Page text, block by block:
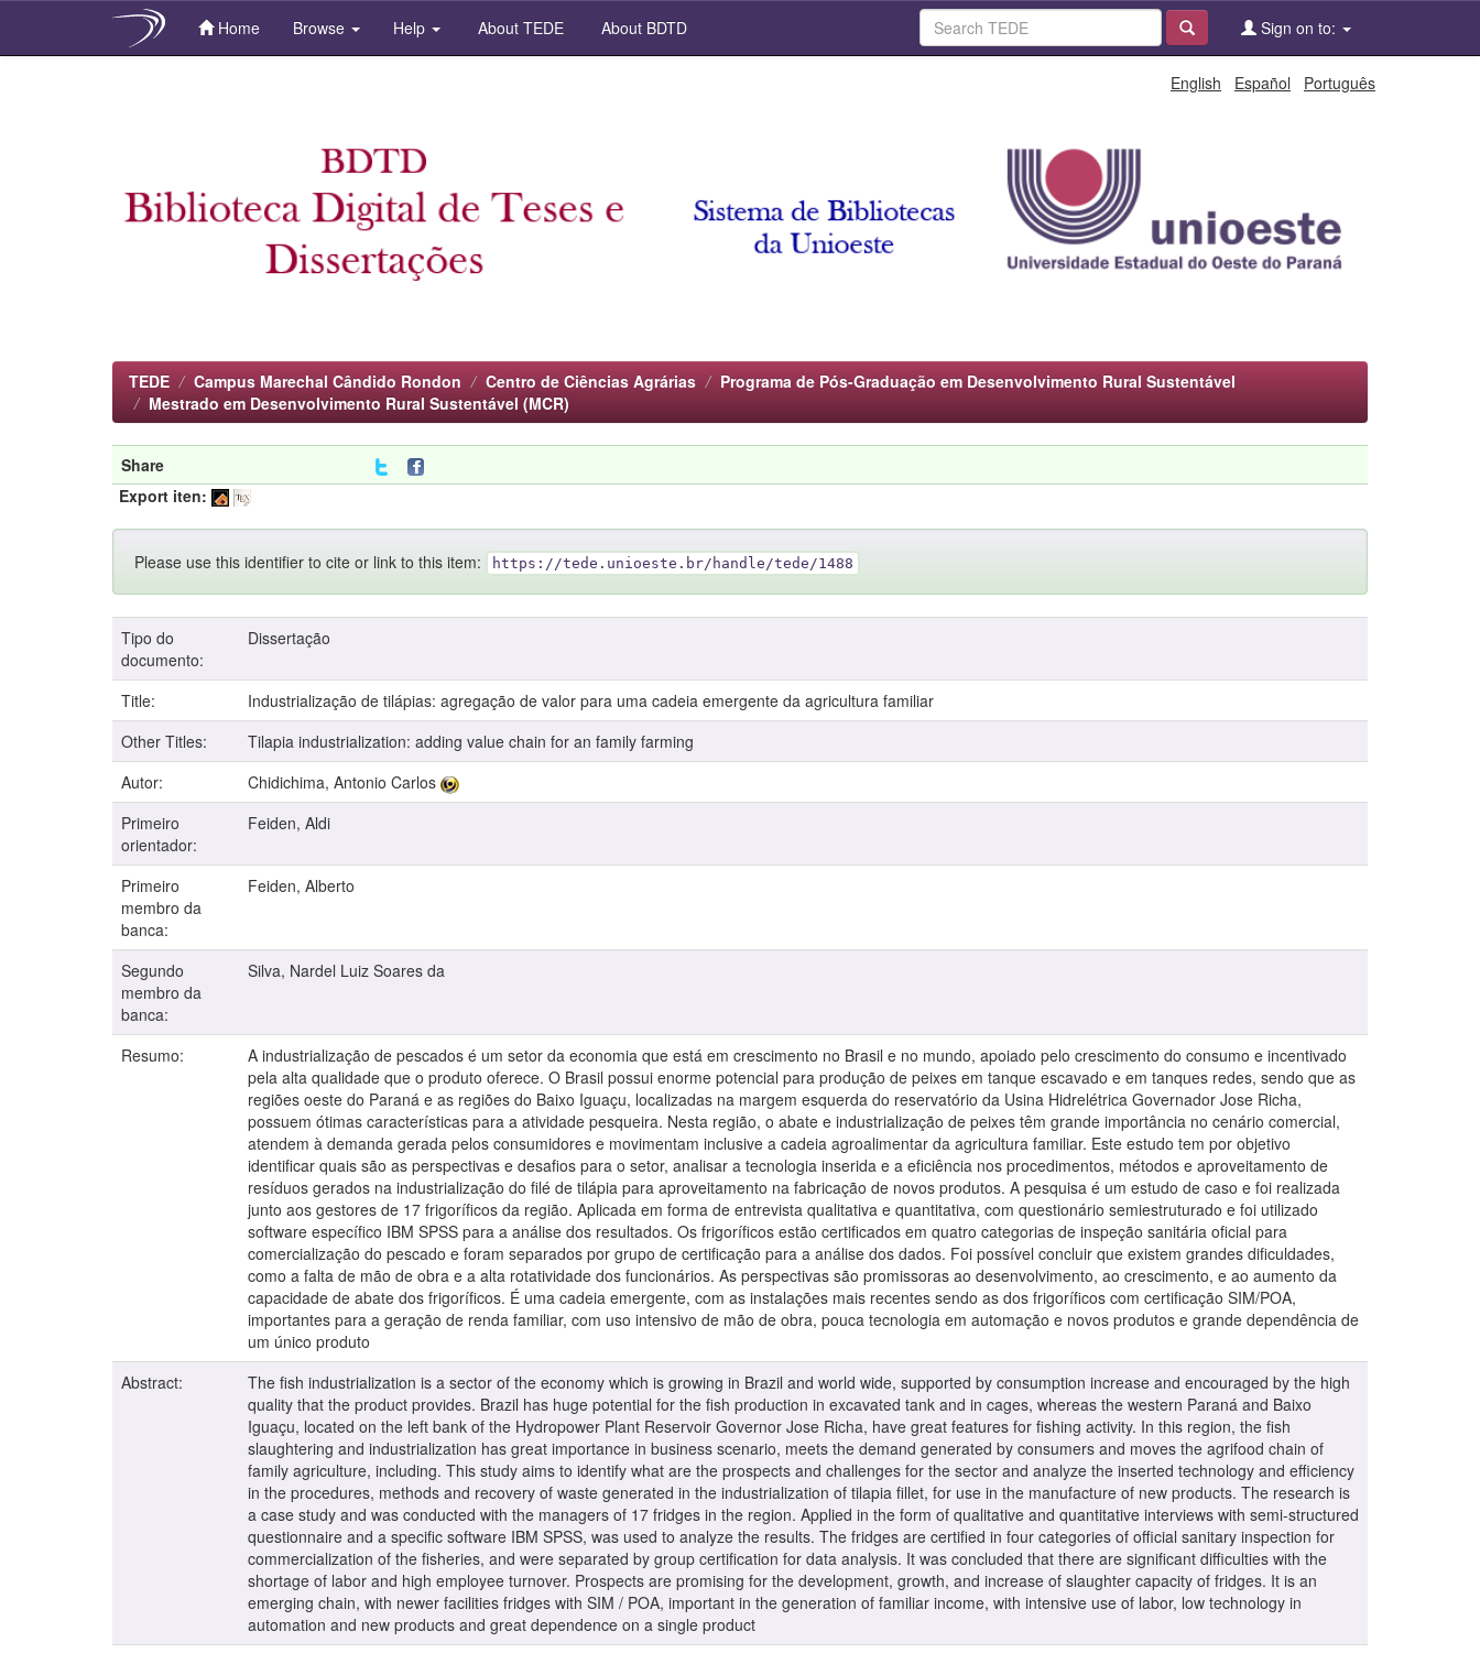
Home Browse Help About TEDE About BDTD Sign on to:
English Español Português
TEDE Campus Marechal Cândido Rondon Centro de Ciências Agrárias
Programa de Pós-Graduação em Desenvolvimento Rural Sustentável
Mestrado em Desenvolvimento Rural Sustentável (MCR)
Share
Export iten:
Please use this identifier to cite or link to this item: https://tede.unioeste.br/handle/tede/1488
Tipo do
documento:
Dissertação
Title:
Industrialização de tilápias: agregação de valor para uma cadeia emergente da agricultura familiar
Other Titles:
Tilapia industrialization: adding value chain for an family farming
Autor:
Chidichima, Antonio Carlos
Primeiro
orientador:
Feiden, Aldi
Primeiro
membro da
banca:
Feiden, Alberto
Segundo
membro da
banca:
Silva, Nardel Luiz Soares da
Resumo:
A industrialização de pescados é um setor da economia que está em crescimento no Brasil e no mundo, apoiado pelo crescimento do consumo e incentivado
pela alta qualidade que o produto oferece. O Brasil possui enorme potencial para produção de peixes em tanque escavado e em tanques redes, sendo que as
regiões oeste do Paraná e as regiões do Baixo Iguaçu, localizadas na margem esquerda do reservatório da Usina Hidrelétrica Governador Jose Richa,
possuem ótimas características para a atividade pesqueira. Nesta região, o abate e industrialização de peixes têm grande importância no cenário comercial,
atendem à demanda gerada pelos consumidores e movimentam inclusive a cadeia agroalimentar da agricultura familiar. Este estudo tem por objetivo
identificar quais são as perspectivas e desafios para o setor, analisar a tecnologia inserida e a eficiência nos procedimentos, métodos e aproveitamento de
resíduos gerados na industrialização do filé de tilápia para aproveitamento na fabricação de novos produtos. A pesquisa é um estudo de caso e foi realizada
junto aos gestores de 17 frigoríficos da região. Aplicada em forma de entrevista qualitativa e quantitativa, com questionário semiestruturado e foi utilizado
software específico IBM SPSS para a análise dos resultados. Os frigoríficos estão certificados em quatro categorias de inspeção sanitária oficial para
comercialização do pescado e foram separados por grupo de certificação para a análise dos dados. Foi possível concluir que existem grandes dificuldades,
como a falta de mão de obra e a alta rotatividade dos funcionários. As perspectivas são promissoras ao desenvolvimento, ao crescimento, e ao aumento da
capacidade de abate dos frigoríficos. É uma cadeia emergente, com as instalações mais recentes sendo as dos frigoríficos com certificação SIM/POA,
importantes para a geração de renda familiar, com uso intensivo de mão de obra, pouca tecnologia em automação e novos produtos e grande dependência de
um único produto
Abstract:
The fish industrialization is a sector of the economy which is growing in Brazil and world wide, supported by consumption increase and encouraged by the high
quality that the product provides. Brazil has huge potential for the fish production in excavated tank and in cages, whereas the western Paraná and Baixo
Iguaçu, located on the left bank of the Hydropower Plant Reservoir Governor Jose Richa, have great features for fishing activity. In this region, the fish
slaughtering and industrialization has great importance in business scenario, meets the demand generated by consumers and moves the agrifood chain of
family agriculture, including. This study aims to identify what are the prospects and challenges for the sector and analyze the inserted technology and efficiency
in the procedures, methods and recovery of waste generated in the industrialization of tilapia fillet, for use in the manufacture of new products. The research is
a case study and was conducted with the managers of 17 fridges in the region. Applied in the form of qualitative and quantitative interviews with semi-structured
questionnaire and a specific software IBM SPSS, was used to analyze the results. The fridges are certified in four categories of official sanitary inspection for
commercialization of the fisheries, and were separated by group certification for data analysis. It was concluded that there are significant difficulties with the
shortage of labor and high employee turnover. Prospects are promising for the development, growth, and increase of slaughter capacity of fridges. It is an
emerging chain, with newer facilities fridges with SIM / POA, important in the generation of familiar income, with intensive use of labor, low technology in
automation and new products and great dependence on a single product